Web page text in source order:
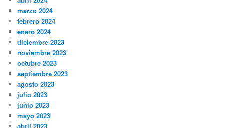
marzo 2024
febrero 2024
enero 2024
diciembre 2023
noviembre 2023
octubre 2023
septiembre 2023
agosto 2023
julio 2023
junio 2023
mayo 2023